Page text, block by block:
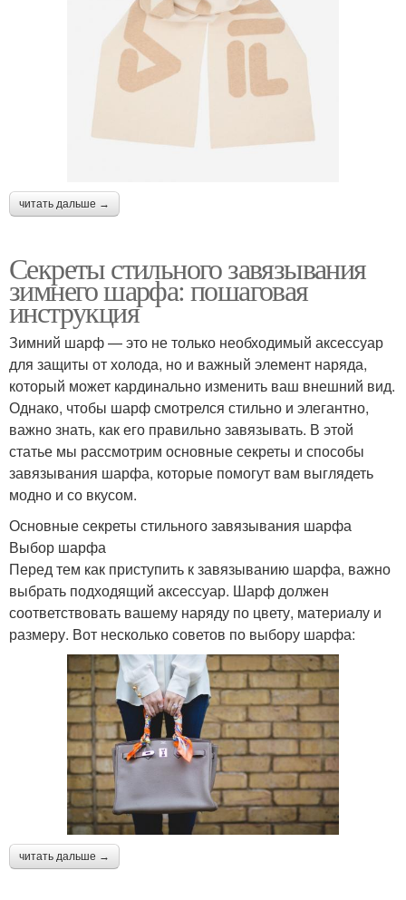
читать дальше →
Секреты стильного завязывания
зимнего шарфа: пошаговая
инструкция
Зимний шарф — это не только необходимый аксессуар
для защиты от холода, но и важный элемент наряда,
который может кардинально изменить ваш внешний вид.
Однако, чтобы шарф смотрелся стильно и элегантно,
важно знать, как его правильно завязывать. В этой
статье мы рассмотрим основные секреты и способы
завязывания шарфа, которые помогут вам выглядеть
модно и со вкусом.
Основные секреты стильного завязывания шарфа
Выбор шарфа
Перед тем как приступить к завязыванию шарфа, важно
выбрать подходящий аксессуар. Шарф должен
соответствовать вашему наряду по цвету, материалу и
размеру. Вот несколько советов по выбору шарфа:
читать дальше →